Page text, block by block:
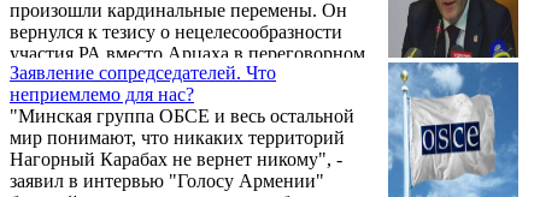
произошли кардинальные перемены. Он
вернулся к тезису о нецелесообразности
участия РА вместо Арцаха в переговорном
процессе, упразднил директивы Джона
Болтона, отправил в Сирию гуманитарную
миссию, а кульминацией процесса стало
предъявление обвинений двум сотрудникам
Государственной контрольной службы. Над
главным мальчиком Джорджа Сороса,
Заявление сопредседателей. Что
неприемлемо для нас?
"Минская группа ОБСЕ и весь остальной
мир понимают, что никаких территорий
Нагорный Карабах не вернет никому", -
заявил в интервью "Голосу Армении"